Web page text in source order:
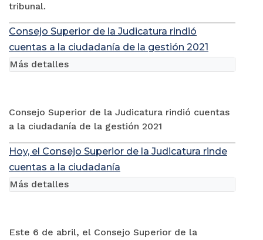
tribunal.
Consejo Superior de la Judicatura rindió
cuentas a la ciudadanía de la gestión 2021
Consejo Superior de la Judicatura rindió cuentas
a la ciudadanía de la gestión 2021
Más detalles
Hoy, el Consejo Superior de la Judicatura rinde
cuentas a la ciudadanía
Este 6 de abril, el Consejo Superior de la
Más detalles